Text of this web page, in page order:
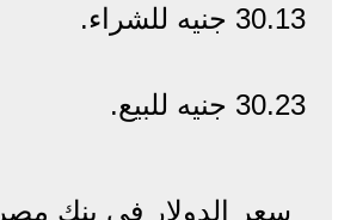
30.13 جنيه للشراء.
30.23 جنيه للبيع.
سعر الدولار فى بنك مصر